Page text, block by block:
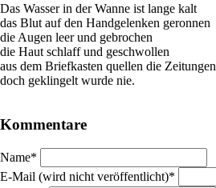
Das Wasser in der Wanne ist lange kalt
das Blut auf den Handgelenken geronnen
die Augen leer und gebrochen
die Haut schlaff und geschwollen
aus dem Briefkasten quellen die Zeitungen
doch geklingelt wurde nie.
Kommentare
Pflichtfeld
Name*
Pflichtfeld
E-Mail (wird nicht veröffentlicht)*